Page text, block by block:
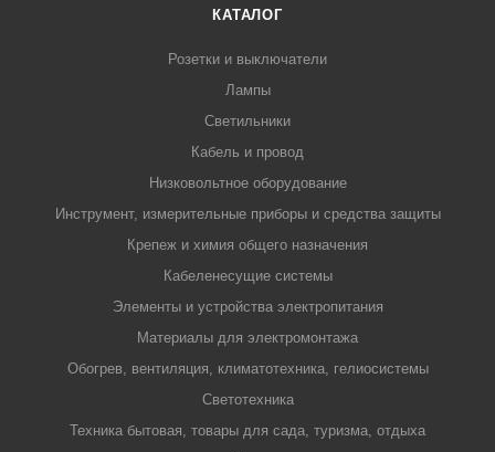
КАТАЛОГ
Розетки и выключатели
Лампы
Светильники
Кабель и провод
Низковольтное оборудование
Инструмент, измерительные приборы и средства защиты
Крепеж и химия общего назначения
Кабеленесущие системы
Элементы и устройства электропитания
Материалы для электромонтажа
Обогрев, вентиляция, климатотехника, гелиосистемы
Светотехника
Техника бытовая, товары для сада, туризма, отдыха